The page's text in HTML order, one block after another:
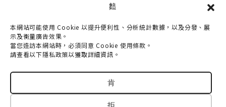
䴺
本網站可能使用 Cookie 以提升便利性、分析統計數據，以及分發、展
示及衡量廣告效果。
當您造訪本網站時，必須同意 Cookie 使用條款。
請查看以下隱私政策以獲取詳細資訊。
肯
拒
Taisetsu Kamui Mintara DMO
〒070-0030
北海道旭川市宮下通10丁目3番2號 Maruun Hall 3樓
電話：0166-73-6968
© 2018-2026 TAISETSU KAMUIMINTARA DMO